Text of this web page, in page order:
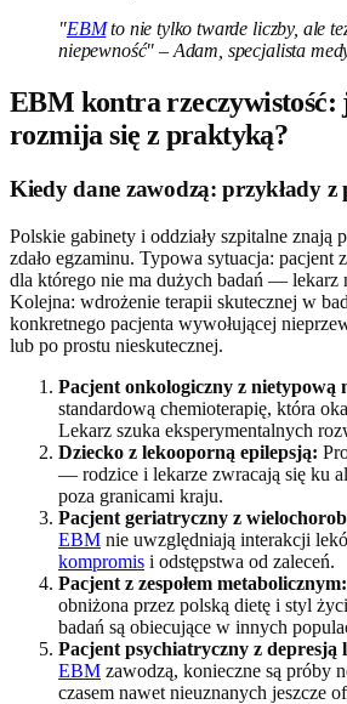
"EBMto nie tylko twarde liczby, ale
niepewność" – Adam, specjalista
EBM kontra rzeczywistość:
rozmija się z praktyką?
Kiedy dane zawodzą: przykłady z
Polskie gabinety i oddziały szpitalne znają
zdało egzaminu. Typowa sytuacja: pacjent
dla którego nie ma dużych badań — lekarz
Kolejna: wdrożenie terapii skutecznej w
konkretnego pacjenta wywołującej
lub po prostu nieskutecznej.
Pacjent onkologiczny z nietypową
standardową chemioterapię, która
Lekarz szuka eksperymentalnych
Dziecko z lekooporną epilepsją:
— rodzice i lekarze zwracają się ku
poza granicami kraju.
Pacjent geriatryczny z
EBM nie uwzględniają interakcji
kompromis i odstępstwa od zaleceń.
Pacjent z zespołem metabolicznym:
obniżona przez polską dietę i styl
badań są obiecujące w innych
Pacjent psychiatryczny z depresją
EBM zawodzą, konieczne są próby
czasem nawet nieuznanych jeszcze